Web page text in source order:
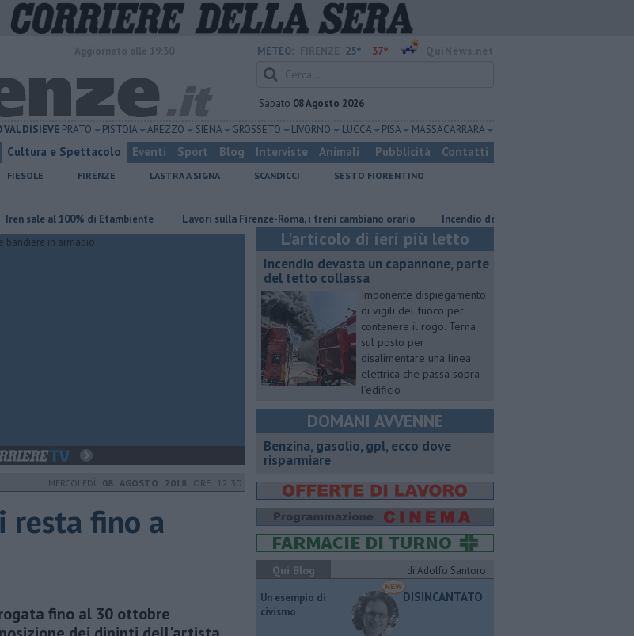
METEO: 25° 37°
Sabato 08 Agosto 2026
VALDISIEVE PRATO PISTOIA AREZZO SIENA GROSSETO LIVORNO LUCCA PISA MASSA CARRARA
Cultura e Spettacolo Eventi Sport Blog Interviste Animali Pubblicità Contatti
FIESOLE FIRENZE LASTRA A SIGNA SCANDICCI
SESTO FIORENTINO
al 100% di Etambiente Lavori sulla Firenze-Roma, i treni cambiano orario Incendio devasta un capannone, parte del tetto
MERCOLEDÌ 08 AGOSTO 2018 ORE 12:30
resta fino a
fino al 30 ottobre
L'articolo di ieri più letto
Incendio devasta un capannone, parte
del tetto collassa
Imponente dispiegamento
di vigili del fuoco per
contenere il rogo. Terna
sul posto per
disalimentare una linea
elettrica che passa sopra
l’edificio
DOMANI AVVENNE
​Benzina, gasolio, gpl, ecco dove
risparmiare
Qui Blog
di Adolfo Santoro
​Un esempio di
civismo
DISINCANTATO